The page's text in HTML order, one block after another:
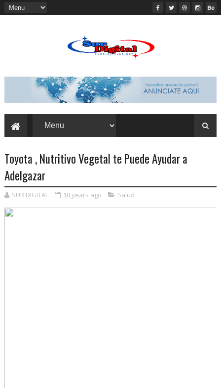
Toyota , Nutritivo Vegetal te Puede Ayudar a
Adelgazar
SUR DIGITAL 10 years ago Salud